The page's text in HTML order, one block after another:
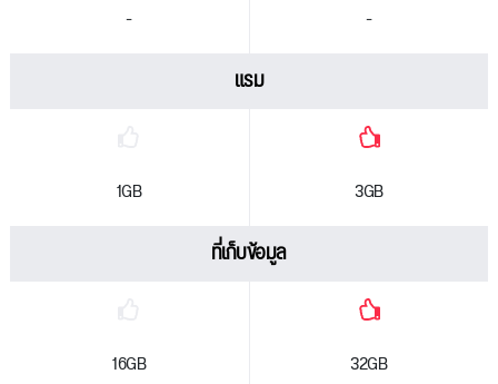
- -
แรม
1GB 3GB
ที่เก็บข้อมูล
16GB 32GB